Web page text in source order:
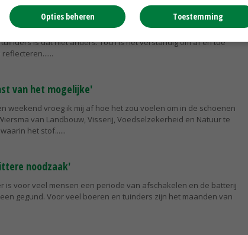
om ons heen'
leven worden we vaak meegesleept door de waan van de
is dat niet anders. Toch is het verstandig om af en toe
van het mogelijke'
weekend vroeg ik mij af hoe het zou voelen om in de schoenen
van Landbouw, Visserij, Voedselzekerheid en Natuur te
het stof...
noodzaak'
is voor veel mensen een periode van afschakelen en de batterij
gegund. Voor veel boeren en tuinders zijn het maanden van
Toestemming
Opties beheren